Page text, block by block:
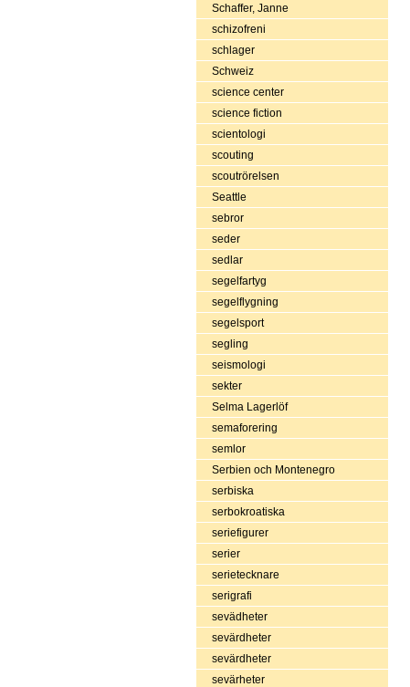
Schaffer, Janne
schizofreni
schlager
Schweiz
science center
science fiction
scientologi
scouting
scoutrörelsen
Seattle
sebror
seder
sedlar
segelfartyg
segelflygning
segelsport
segling
seismologi
sekter
Selma Lagerlöf
semaforering
semlor
Serbien och Montenegro
serbiska
serbokroatiska
seriefigurer
serier
serietecknare
serigrafi
sevädheter
sevärdheter
sevärdheter
sevärheter